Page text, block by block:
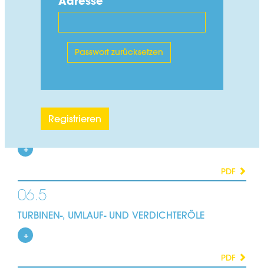
INDUSTRIE-GETRIEBEÖLE
06.4
HYDRAULIKÖLE
PDF
06.5
TURBINEN-, UMLAUF- UND VERDICHTERÖLE
PDF
Registrieren